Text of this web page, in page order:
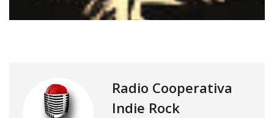
Radio Cooperativa
Indie Rock